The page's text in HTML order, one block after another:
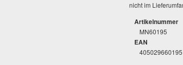
nicht im
Artikelnummer
MN60195
EAN